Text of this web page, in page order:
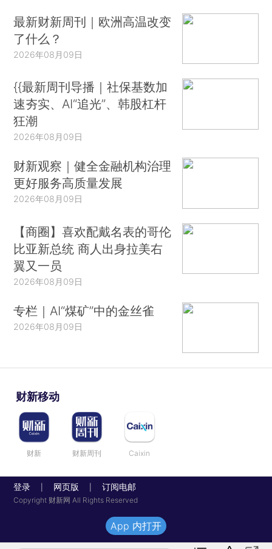
最新财新周刊｜欧洲高温改变
了什么？
2026年08月09日
{{最新周刊导播｜社保基数加
速夯实、AI“追光”、韩股杠杆
狂潮
2026年08月09日
财新观察｜健全金融机构治理
更好服务高质量发展
2026年08月09日
【商圈】喜欢配戴名表的哥伦
比亚新总统 商人出身拉美右
翼又一员
2026年08月09日
专栏｜AI“煤矿”中的金丝雀
2026年08月09日
财新移动
财新 财新周刊 Caixin
登录 网页版 订阅电邮
Copyright 财新网 All Rights Reserved
App 内打开